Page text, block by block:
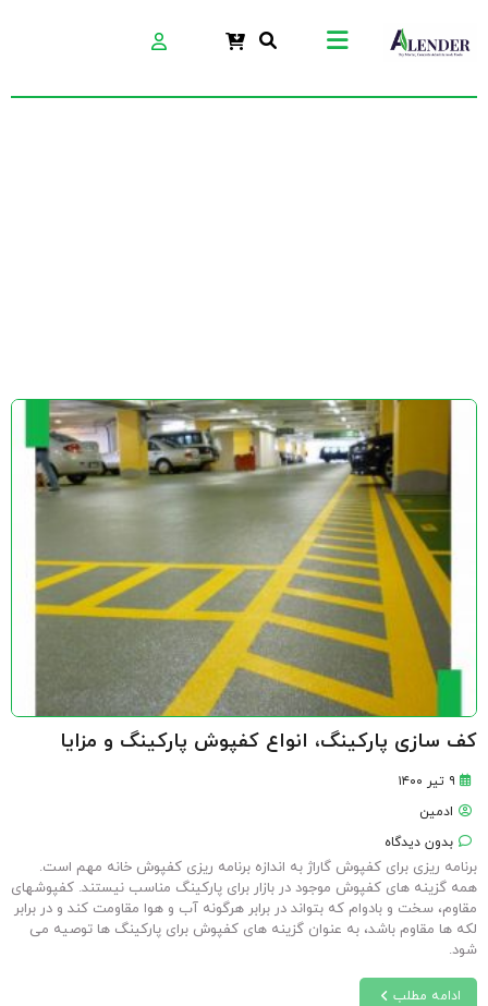
کف سازی پارکینگ، انواع کفپوش پارکینگ و مزایا
۹ تیر ۱۴۰۰
ادمین
بدون دیدگاه
برنامه ریزی برای کفپوش گاراژ به اندازه برنامه ریزی کفپوش خانه مهم است.
همه گزینه های کفپوش موجود در بازار برای پارکینگ مناسب نیستند. کفپوشهای
مقاوم، سخت و بادوام که بتواند در برابر هرگونه آب و هوا مقاومت کند و در برابر
لکه ها مقاوم باشد، به عنوان گزینه های کفپوش برای پارکینگ ها توصیه می
شود.
ادامه مطلب